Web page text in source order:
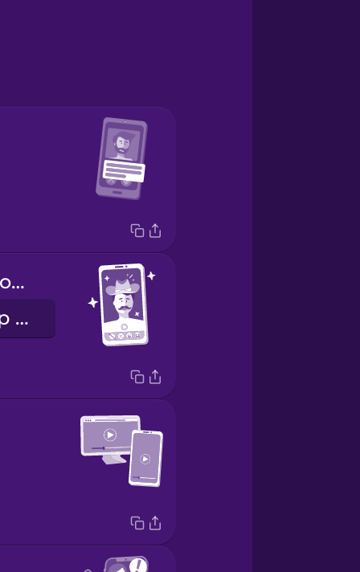
Which filter do you like best?
Какой фильтр тебе больше всего нравится?